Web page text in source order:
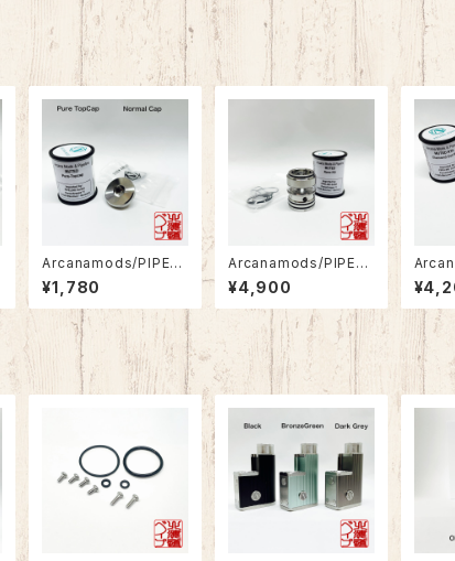
Arcanamods/PIPELI
NE MUTED RTA Pur
e TopCap
¥1,780
Arcanamods/PIPELI
NE MUTED RTA Nan
o Kit
¥4,900
NE
for